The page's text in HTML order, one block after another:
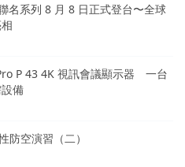
系列 8 月 8 日正式登台〜全球
P 43 4K 視訊會議顯示器 一台
備
防空演習（二）